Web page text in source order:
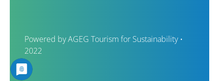
Powered by AGEG Tourism for Sustainability •
2022